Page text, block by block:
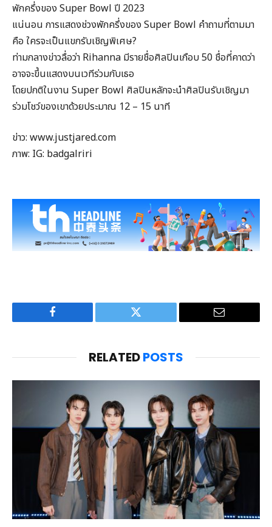
พักครึ่งของ Super Bowl ปี 2023
แน่นอน การแสดงช่วงพักครึ่งของ Super Bowl คำถามที่ตามมา
คือ ใครจะเป็นแขกรับเชิญพิเศษ?
ท่ามกลางข่าวลื่อว่า Rihanna มีรายชื่อศิลปินเกือบ 50 ชื่อที่คาดว่า
อาจจะขึ้นแสดงบนเวทีร่วมกับเธอ
โดยปกติในงาน Super Bowl ศิลปินหลักจะนำศิลปินรับเชิญมา
ร่วมโชว์ของเขาด้วยประมาณ 12 – 15 นาที
ข่าว: www.justjared.com
ภาพ: IG: badgalriri
Facebook Twitter Email
RELATEDPOSTS